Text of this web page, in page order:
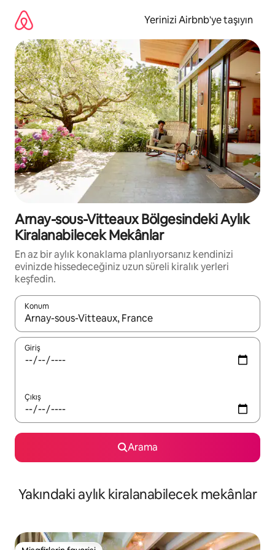
Yerinizi Airbnb'ye taşıyın
Arnay-sous-Vitteaux Bölgesindeki Aylık
Kiralanabilecek Mekânlar
En az bir aylık konaklama planlıyorsanız kendinizi
evinizde hissedeceğiniz uzun süreli kiralık yerleri
keşfedin.
Konum
Sonuçlar kullanılabilir olduğunda yukarı ve aşağı oklarıyla
Giriş
Çıkış
Arama
Yakındaki aylık kiralanabilecek mekânlar